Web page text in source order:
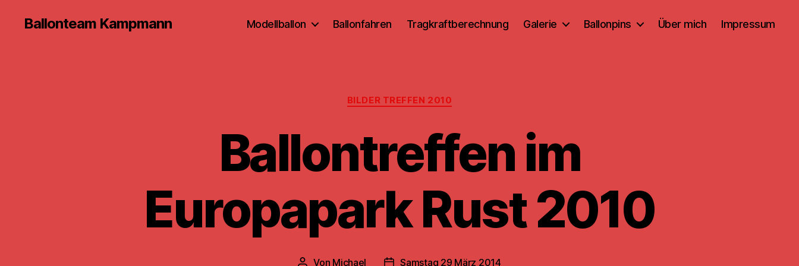
Ballonteam Kampmann Modellballon Ballonfahren Tragkraftberechnung Galerie Ballonpins Über mich Impressum
Kategorien
BILDER TREFFEN 2010
Ballontreffen im
Europapark Rust 2010
Beitragsautor
Von Michael Beitragsdatum
Samstag 29 März 2014